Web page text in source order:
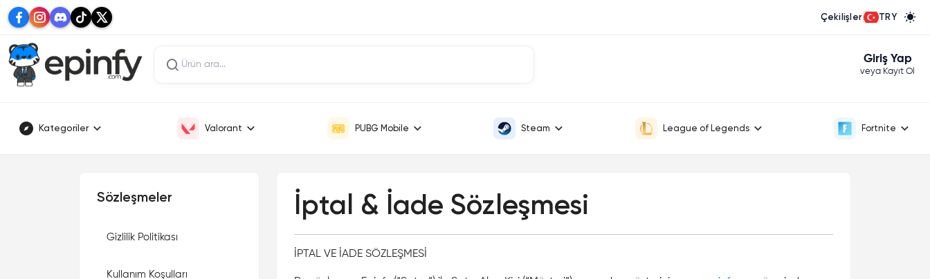
Çekilişler TRY
Giriş Yap
veya Kayıt Ol
Kategoriler Valorant PUBG Mobile Steam League of Legends Fortnite
Sözleşmeler
Gizlilik Politikası
Kullanım Koşulları
İptal & İade Sözleşmesi
İPTAL VE İADE SÖZLEŞMESİ